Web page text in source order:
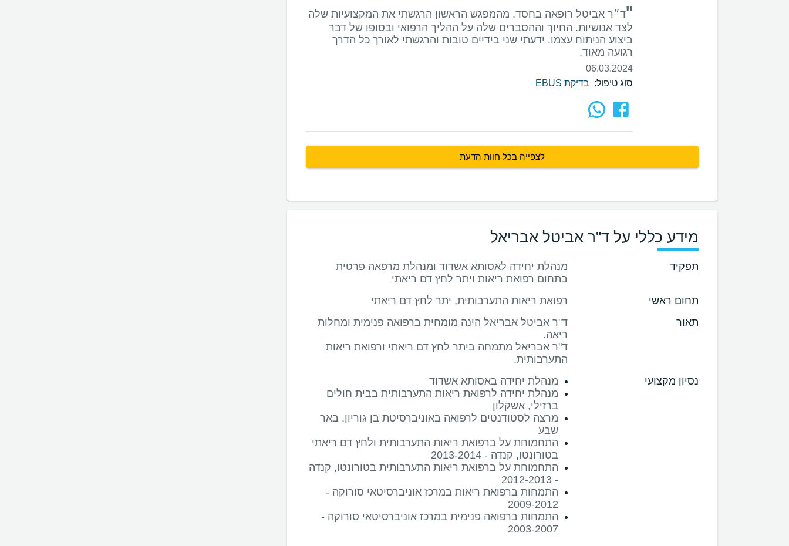
''ד״ר אביטל רופאה בחסד. מהמפגש הראשון הרגשתי את המקצועיות שלה
לצד אנושיות. החיוך וההסברים שלה על ההליך הרפואי ובסופו של דבר
ביצוע הניתוח עצמו. ידעתי שני בידיים טובות והרגשתי לאורך כל הדרך
רגועה מאוד.
06.03.2024
סוג טיפול: בדיקת EBUS
לצפייה בכל חוות הדעת
מידע כללי על ד"ר אביטל אבריאל
תפקיד
מנהלת יחידה לאסותא אשדוד ומנהלת מרפאה פרטית
בתחום רפואת ריאות ויתר לחץ דם ריאתי
תחום ראשי
רפואת ריאות התערבותית, יתר לחץ דם ריאתי
תאור
ד"ר אביטל אבריאל הינה מומחית ברפואה פנימית ומחלות
ד"ר אבריאל מתמחה ביתר לחץ דם ריאתי ורפואת ריאות
התערבותית.
נסיון מקצועי
מנהלת יחידה באסותא אשדוד
מנהלת יחידה לרפואת ריאות התערבותית בבית חולים
ברזילי, אשקלון
מרצה לסטודנטים לרפואה באוניברסיטת בן גוריון, באר
שבע
התחמוחת על ברפואת ריאות התערבותית ולחץ דם ריאתי
בטורונטו, קנדה - 2013-2014
התחמוחת על ברפואת ריאות התערבותית בטורונטו, קנדה
- 2012-2013
התמחות ברפואת ריאות במרכז אוניברסיטאי סורוקה -
2009-2012
התמחות ברפואה פנימית במרכז אוניברסיטאי סורוקה -
2003-2007